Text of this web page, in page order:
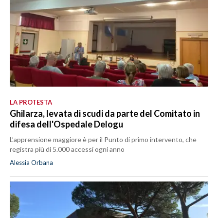
LA PROTESTA
Ghilarza, levata di scudi da parte del Comitato in
difesa dell'Ospedale Delogu
L’apprensione maggiore è per il Punto di primo intervento, che
registra più di 5.000 accessi ogni anno
Alessia Orbana